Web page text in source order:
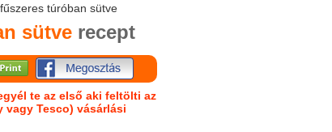
túróban sütve
sütverecept
te az első aki feltölti az
vagy Tesco) vásárlási